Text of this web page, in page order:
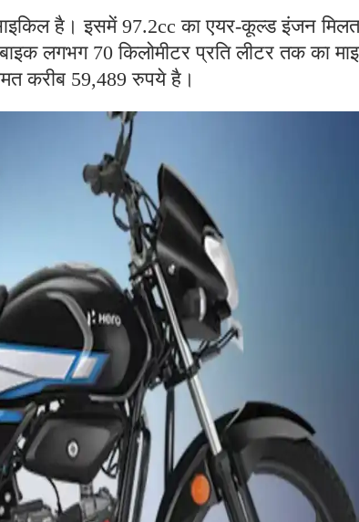
है। इसमें 97.2cc का एयर-कूल्ड इंजन
लगभग 70 किलोमीटर प्रति लीटर तक का
करीब 59,489 रुपये है।